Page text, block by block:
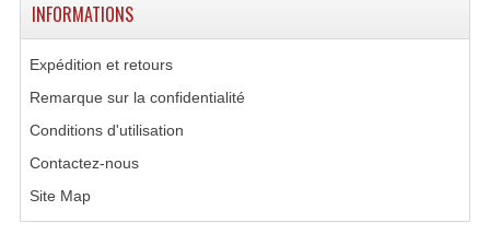
Lampes De Couleurs
Lampes Leds
INFORMATIONS
Expédition et retours
Remarque sur la confidentialité
Conditions d'utilisation
Contactez-nous
Site Map